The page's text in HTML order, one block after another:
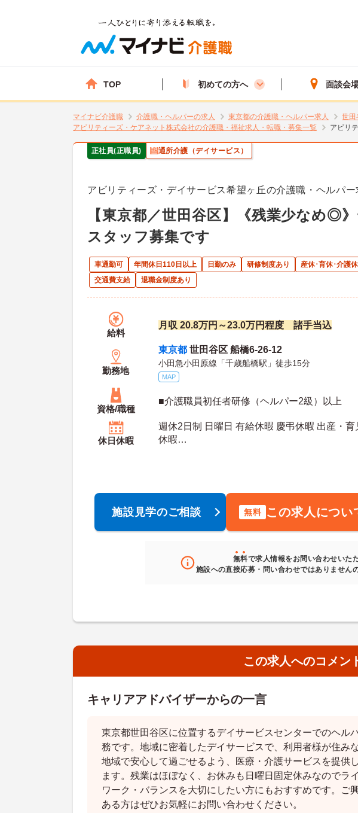
TOP 初めての方へ 面談会
マイナビ介護職 介護職・ヘルパーの求人 東京都の介護職・ヘルパー求人
世田
アビリティーズ・ケアネット株式会社の介護職・福祉求人・転職・募集一覧
アビリ
正社員(正職員) 通所介護（デイサービス）
アビリティーズ・デイサービス希望ヶ丘の介護職・ヘルパー
【東京都／世田谷区】《残業少なめ◎
スタッフ募集です
車通勤可 年間休日110日以上 日勤のみ 研修制度あり 産休･育休･介護
交通費支給
退職金制度あり
給料
月収 20.8万円～23.0万円程度 諸手当込
勤務地
東京都 世田谷区 船橋6-26-12
小田急小田原線「千歳船橋駅」徒歩15分
MAP
資格/職種
■介護職員初任者研修（ヘルパー2級）以上
休日休暇
週休2日制 日曜日 有給休暇 慶弔休暇 出産・育
休暇
施設見学のご相談 無料 この求人につい
無料で求人情報をお問い合わせいた
施設への直接応募・問い合わせではありません
この求人へのコメン
キャリアアドバイザーからの一言
東京都世田谷区に位置するデイサービスセンターでのヘル
務です。地域に密着したデイサービスで、利用者様が住み
地域で安心して過ごせるよう、医療・介護サービスを提供
ます。残業はほぼなく、お休みも日曜日固定休みなのでラ
ワーク・バランスを大切にしたい方にもおすすめです。ご
ある方はぜひお気軽にお問い合わせください。